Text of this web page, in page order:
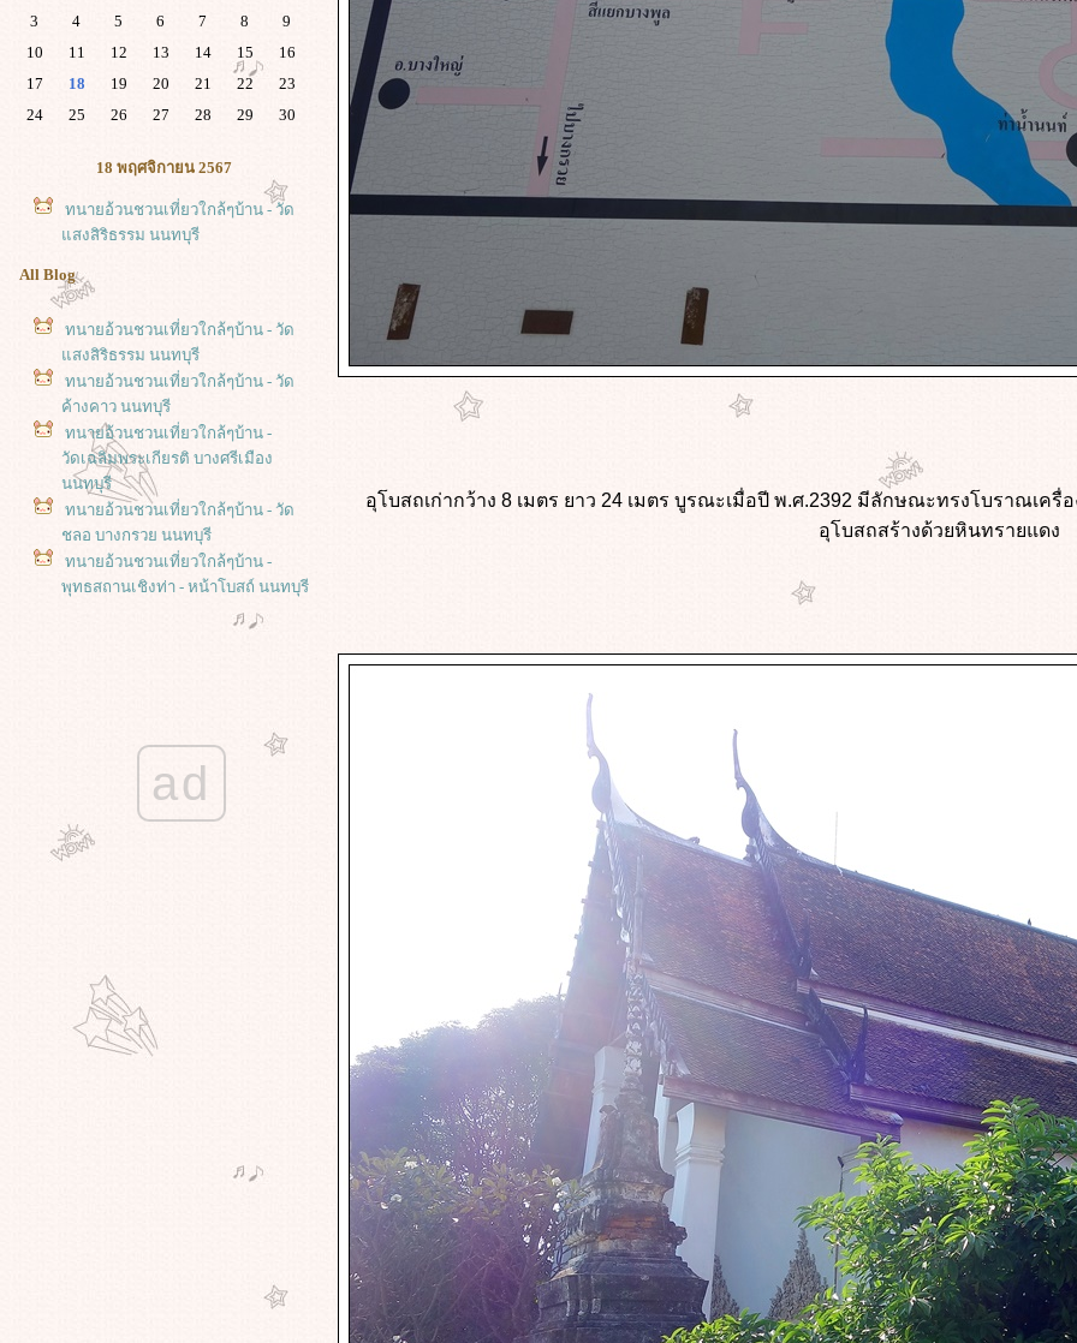
3
4 5 6 7 8
9
10
11 12 13 14 15
16
17
18 19 20 21 22
23
24
25 26 27 28 29 30
18 พฤศจิกายน 2567
ทนายอ้วนชวนเที่ยวใกล้ๆบ้าน - วัด
สงสิริธรรม นนทบุรี
All Blog
ทนายอ้วนชวนเที่ยวใกล้ๆบ้าน - วัด
สงสิริธรรม นนทบุรี
ทนายอ้วนชวนเที่ยวใกล้ๆบ้าน - วัด
ค้างคาว นนทบุรี
ทนายอ้วนชวนเที่ยวใกล้ๆบ้าน -
วัดเฉลิมพระเกียรติ บางศรีเมือง
นนทบุรี
ทนายอ้วนชวนเที่ยวใกล้ๆบ้าน - วัด
ชลอ บางกรวย นนทบุรี
ทนายอ้วนชวนเที่ยวใกล้ๆบ้าน -
พุทธสถานเชิงท่า - หน้าโบสถ์ นนทบุรี
เที่ยววัดใกล้ๆบ้าน - วัดปราสาท บาง
ทัวร์ทนายอ้วน - ไปดูกุ้ง ... ดูปลา ... ที่
ห้างใกล้บ้าน - วันปลาสวยงาม The
Mall งามวงศ์งาน
เที่ยวไป .... ตามใจฉัน - เที่ยวตลาด
น้ำใกล้ๆบ้น ..... ชินก๋วยเตี๋ยวต้มยำใส่
นมสด - ตลาดน้ำไทรน้อ
ad
อุโบสถเก่ากว้าง 8 เมตร ยาว 24 เมตร บูรณะเมื่อปี พ.ศ.2392 มีลักษณะทรงโบราณเครื่
อุโบสถสร้างด้วยหินทรายแดง